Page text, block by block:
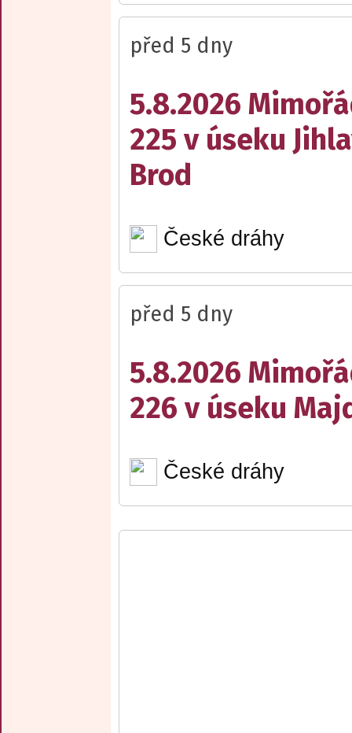
před 5 dny
5.8.2026
225 v úseku
Brod
České dráhy
před 5 dny
5.8.2026
226 v úseku
České dráhy